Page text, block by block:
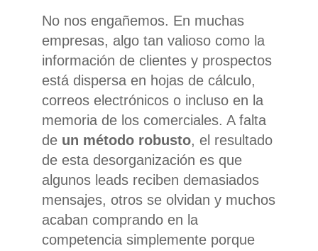
No nos engañemos. En muchas
empresas, algo tan valioso como la
información de clientes y prospectos
está dispersa en hojas de cálculo,
correos electrónicos o incluso en la
memoria de los comerciales. A falta
de un método robusto, el resultado
de esta desorganización es que
algunos leads reciben demasiados
mensajes, otros se olvidan y muchos
acaban comprando en la
competencia simplemente porque